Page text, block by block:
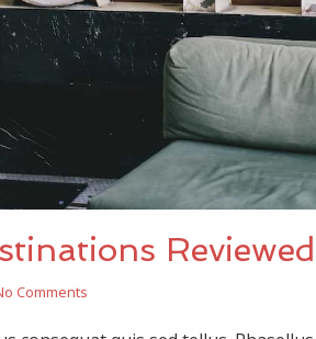
Reviewed
Comments